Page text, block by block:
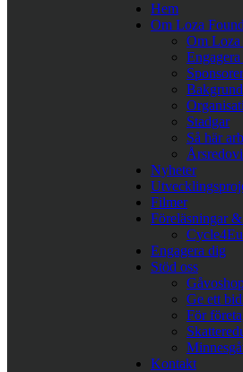
Hem
Om Loza
Om Loza
Sponsorer
Bakgrund
Stadgar
Så här
Nyheter
Filmer
Föreläsningar
Engagera dig
Stöd oss
Ge ett
För
Kontakt
Rättshaveri att papperslösa barn
https://t.co/ykvv8RhnqJ
https://
Företagssamarbete för minskad
När människor får det bättre